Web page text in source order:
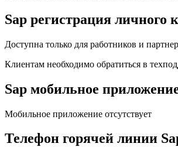
Sap регистрация личного
Доступна только для работников и
Клиентам необходимо обратиться в
Sap мобильное
Мобильное приложение отсутствует
Телефон горячей линии